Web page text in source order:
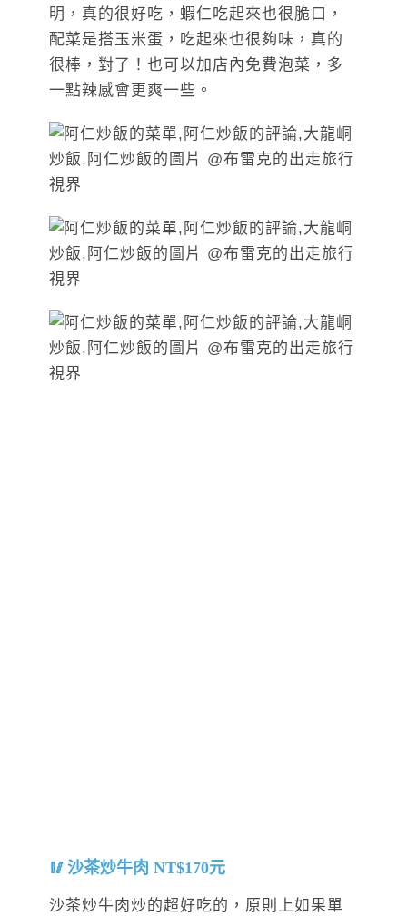
明，真的很好吃，蝦仁吃起來也很脆口，
配菜是搭玉米蛋，吃起來也很夠味，真的
很棒，對了！也可以加店內免費泡菜，多
一點辣感會更爽一些。
沙茶炒牛肉 NT$170元
沙茶炒牛肉炒的超好吃的，原則上如果單